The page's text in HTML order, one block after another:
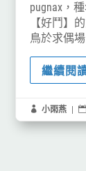
pugnax，
【好鬥】
鳥於求偶
繼續閱
 小雨燕 | 